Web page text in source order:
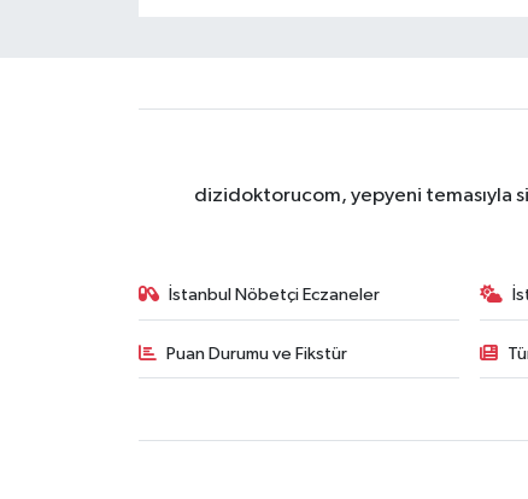
dizidoktorucom, yepyeni temasıyla
İstanbul Nöbetçi Eczaneler
Puan Durumu ve Fikstür